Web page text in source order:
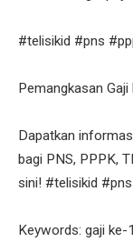
#telisikid #pns
Pemangkasan
Dapatkan
bagi PNS, PPPK,
sini! #telisikid
Keywords: gaji